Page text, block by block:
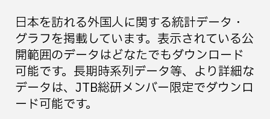
日本を訪れる外国人に関する統計データ・
グラフを掲載しています。表示されている公
開範囲のデータはどなたでもダウンロード
可能です。長期時系列データ等、より詳細な
データは、JTB総研メンバー限定でダウンロ
ード可能です。